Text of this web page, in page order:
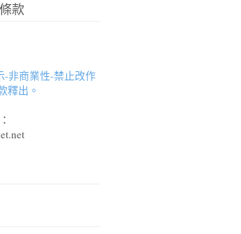
款
-非商業性-禁止改作
釋出。